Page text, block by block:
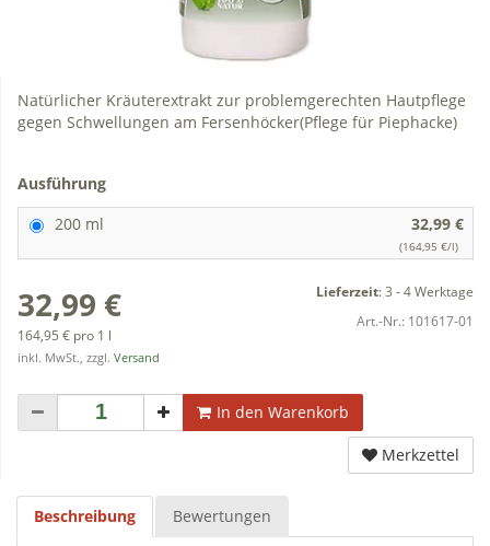
Natürlicher Kräuterextrakt zur problemgerechten Hautpflege
gegen Schwellungen am Fersenhöcker(Pflege für Piephacke)
Ausführung
200 ml
32,99 €
(164,95 €/l)
32,99 €
164,95 € pro 1 l
inkl. MwSt., zzgl. Versand
Lieferzeit: 3 - 4 Werktage
Art.-Nr.: 101617-01
In den Warenkorb
Merkzettel
Beschreibung Bewertungen